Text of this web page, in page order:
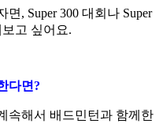
면, Super 300 대회나 Super
고 싶어요.
다면?
속해서 배드민턴과 함께한